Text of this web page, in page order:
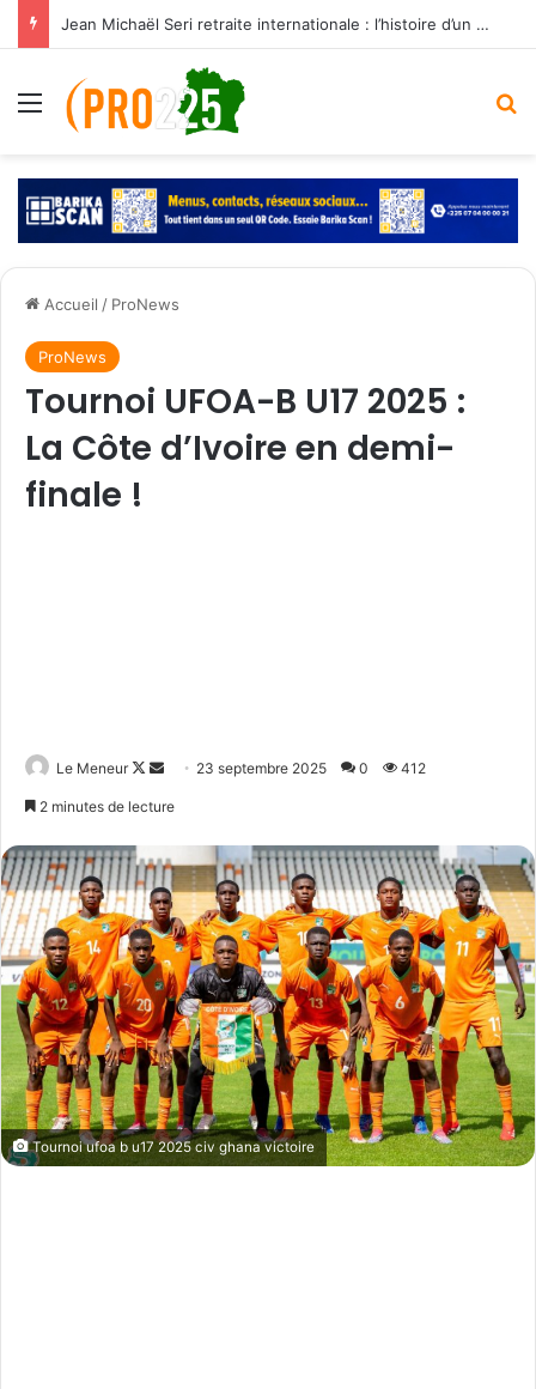
Jean Michaël Seri retraite internationale : l’histoire d’un maestro qui a marqué les Éléphants
Menu
Accueil / ProNews
ProNews
Tournoi UFOA-B U17 2025 :
La Côte d’Ivoire en demi-
finale !
Le Meneur
Follow
Envoyer23 septembre 2025 0 412
2 minutes de lecture
Tournoi ufoa b u17 2025 civ ghana victoire